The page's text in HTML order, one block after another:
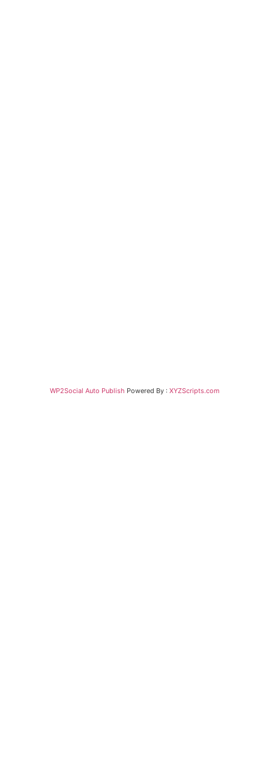
WP2Social Auto Publish Powered By : XYZScripts.com